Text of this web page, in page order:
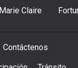
Marie Claire
Contáctenos